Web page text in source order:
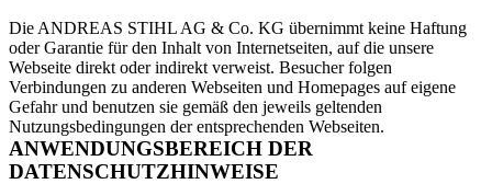
Die ANDREAS STIHL AG & Co. KG übernimmt keine Haftung
oder Garantie für den Inhalt von Internetseiten, auf die unsere
Webseite direkt oder indirekt verweist. Besucher folgen
Verbindungen zu anderen Webseiten und Homepages auf eigene
Gefahr und benutzen sie gemäß den jeweils geltenden
Nutzungsbedingungen der entsprechenden Webseiten.
ANWENDUNGSBEREICH DER
DATENSCHUTZHINWEISE